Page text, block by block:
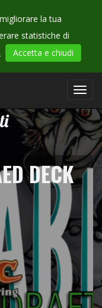
la tua
statistiche di
Accetta e chiudi
DECK